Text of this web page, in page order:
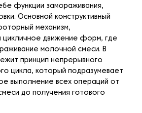
функции замораживания,
Основной конструктивный
механизм,
движение форм, где
молочной смеси. В
принцип непрерывного
цикла, который подразумевает
выполнение всех операций от
до получения готового